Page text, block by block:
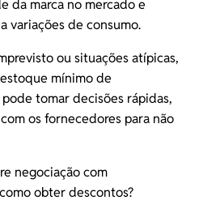
da marca no mercado e
variações de consumo.
ou situações atípicas,
mínimo de
tomar decisões rápidas,
os fornecedores para não
negociação com
obter descontos?